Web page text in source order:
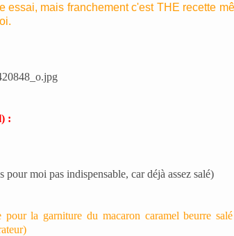
essai, mais franchement c'est THE recette
:
moi pas indispensable, car déjà assez salé)
la garniture du macaron caramel beurre